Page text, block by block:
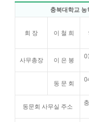
충북대학교 농
회 장 이 철 희
사무총장 이 은 봉
동 문 회
동문회 사무실 주소